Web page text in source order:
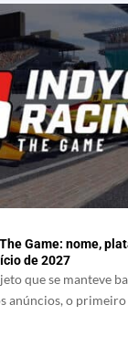
Game: nome,
de 2027
que se manteve
anúncios, o